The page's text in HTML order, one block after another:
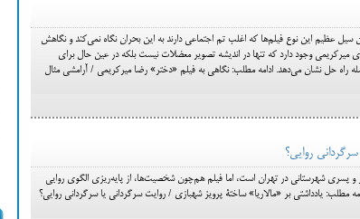
عظیم این نوع فیلم‌ها که اغلب تم اجتماعی دارند به این بحران نگاه نمی‌کند و نگاهش
وجود دارد که تنها در اندیشه تصویر معضلات نیست بلکه در عین حال برای
حل نشان می‌دهد. ادامه مطلب: نگاهی به فیلم «دختر» رضا میرکریمی / آرامشی مثال
روایی؟
و پسری شهرستانی در تهران است، اما فیلم هم‌چون شخصیت‌ها، از پایه‌ریزی الگوی روایی
یادداشتی بر «مالاریا» ساختۀ پرویز شهبازی / روایت سرگردانی یا سرگردانی روایی؟